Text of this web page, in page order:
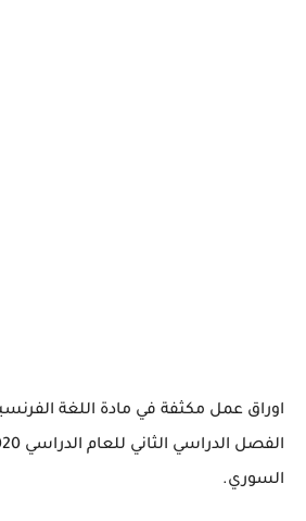
اوراق عمل مكثفة في مادة اللغة
السوري.